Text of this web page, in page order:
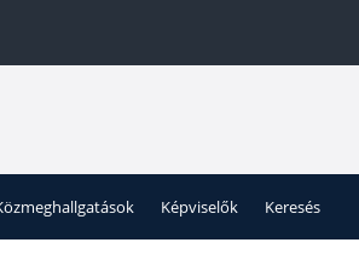
Képviselők Keresés